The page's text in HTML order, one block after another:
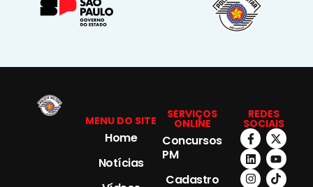
MENU DO SITE
Home
Notícias
SERVIÇOS
ONLINE
Concursos
PM
Cadastro
REDES
SOCIAIS